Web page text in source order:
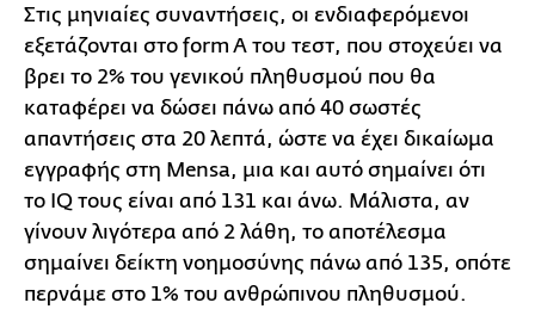
Στις μηνιαίες συναντήσεις, οι ενδιαφερόμενοι
εξετάζονται στο form A του τεστ, που στοχεύει να
βρει το 2% του γενικού πληθυσμού που θα
καταφέρει να δώσει πάνω από 40 σωστές
απαντήσεις στα 20 λεπτά, ώστε να έχει δικαίωμα
εγγραφής στη Mensa, μια και αυτό σημαίνει ότι
το IQ τους είναι από 131 και άνω. Μάλιστα, αν
γίνουν λιγότερα από 2 λάθη, το αποτέλεσμα
σημαίνει δείκτη νοημοσύνης πάνω από 135, οπότε
περνάμε στο 1% του ανθρώπινου πληθυσμού.